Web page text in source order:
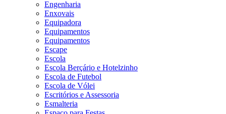
Engenharia
Enxovais
Equipadora
Equipamentos
Equipamentos
Escape
Escola
Escola Berçário e Hotelzinho
Escola de Futebol
Escola de Vólei
Escritórios e Assessoria
Esmalteria